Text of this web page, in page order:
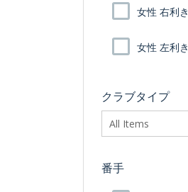
女性 右利き
女性 左利き
クラブタイプ
番手